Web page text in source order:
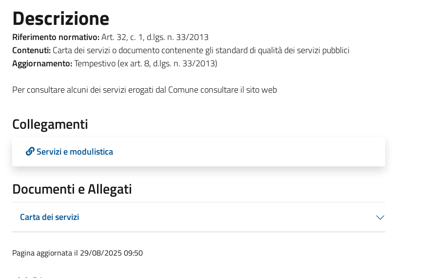
Descrizione
Riferimento normativo:Art. 32, c. 1, d.lgs. n. 33/2013
Contenuti:Carta dei servizi o documento contenente gli standard di qualità dei servizi pubblici
Aggiornamento:Tempestivo (ex art. 8, d.lgs. n. 33/2013)
Per consultare alcuni dei servizi erogati dal Comune consultare il sito web
Collegamenti
Servizi e modulistica
Documenti e Allegati
Carta dei servizi
Pagina aggiornata il 29/08/2025 09:50